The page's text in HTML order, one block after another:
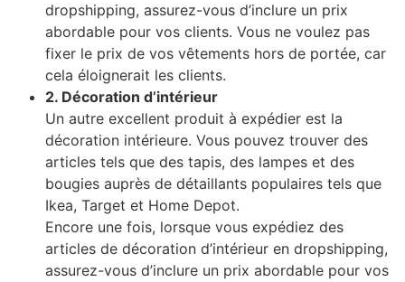
dropshipping, assurez-vous d’inclure un prix
abordable pour vos clients. Vous ne voulez pas
fixer le prix de vos vêtements hors de portée, car
cela éloignerait les clients.
2. Décoration d’intérieur
Un autre excellent produit à expédier est la
décoration intérieure. Vous pouvez trouver des
articles tels que des tapis, des lampes et des
bougies auprès de détaillants populaires tels que
Ikea, Target et Home Depot.
Encore une fois, lorsque vous expédiez des
articles de décoration d’intérieur en dropshipping,
assurez-vous d’inclure un prix abordable pour vos